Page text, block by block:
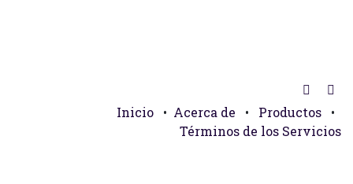
Inicio • Acerca de • Productos
•
Términos de los Servicios